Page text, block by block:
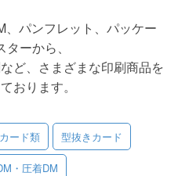
成
パンフレット、パッケー
ーから、
ど、さまざまな印刷商品を
おります。
ード類 型抜きカード
・圧着DM